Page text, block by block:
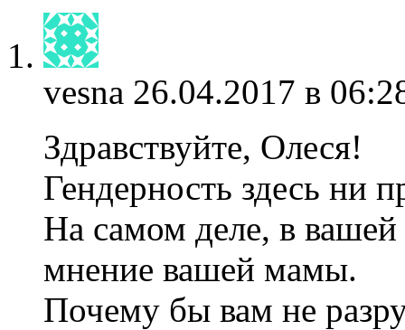
vesna 26.04.2017 в
Здравствуйте, Олеся!
Гендерность здесь ни
На самом деле, в
мнение вашей мамы.
Почему бы вам не